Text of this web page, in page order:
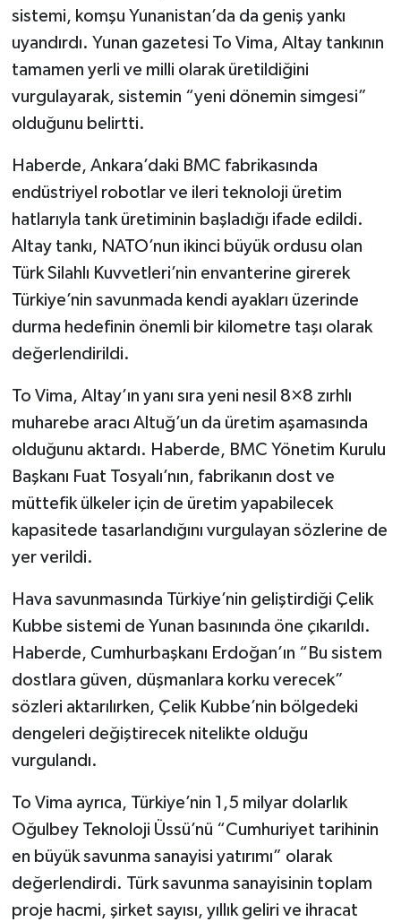
sistemi, komşu Yunanistan’da da geniş yankı
uyandırdı. Yunan gazetesi To Vima, Altay tankının
tamamen yerli ve milli olarak üretildiğini
vurgulayarak, sistemin “yeni dönemin simgesi”
olduğunu belirtti.
Haberde, Ankara’daki BMC fabrikasında
endüstriyel robotlar ve ileri teknoloji üretim
hatlarıyla tank üretiminin başladığı ifade edildi.
Altay tankı, NATO’nun ikinci büyük ordusu olan
Türk Silahlı Kuvvetleri’nin envanterine girerek
Türkiye’nin savunmada kendi ayakları üzerinde
durma hedefinin önemli bir kilometre taşı olarak
değerlendirildi.
To Vima, Altay’ın yanı sıra yeni nesil 8×8 zırhlı
muharebe aracı Altuğ’un da üretim aşamasında
olduğunu aktardı. Haberde, BMC Yönetim Kurulu
Başkanı Fuat Tosyalı’nın, fabrikanın dost ve
müttefik ülkeler için de üretim yapabilecek
kapasitede tasarlandığını vurgulayan sözlerine de
yer verildi.
Hava savunmasında Türkiye’nin geliştirdiği Çelik
Kubbe sistemi de Yunan basınında öne çıkarıldı.
Haberde, Cumhurbaşkanı Erdoğan’ın “Bu sistem
dostlara güven, düşmanlara korku verecek”
sözleri aktarılırken, Çelik Kubbe’nin bölgedeki
dengeleri değiştirecek nitelikte olduğu
vurgulandı.
To Vima ayrıca, Türkiye’nin 1,5 milyar dolarlık
Oğulbey Teknoloji Üssü’nü “Cumhuriyet tarihinin
en büyük savunma sanayisi yatırımı” olarak
değerlendirdi. Türk savunma sanayisinin toplam
proje hacmi, şirket sayısı, yıllık geliri ve ihracat